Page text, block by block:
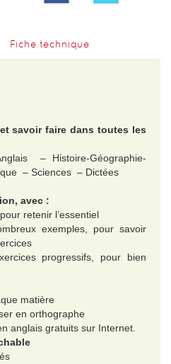
Fiche technique
savoir faire dans toutes les
– Histoire-Géographie-
– Sciences – Dictées
avec :
retenir l’essentiel
exemples, pour savoir
progressifs, pour bien
matière
en orthographe
anglais gratuits sur Internet.